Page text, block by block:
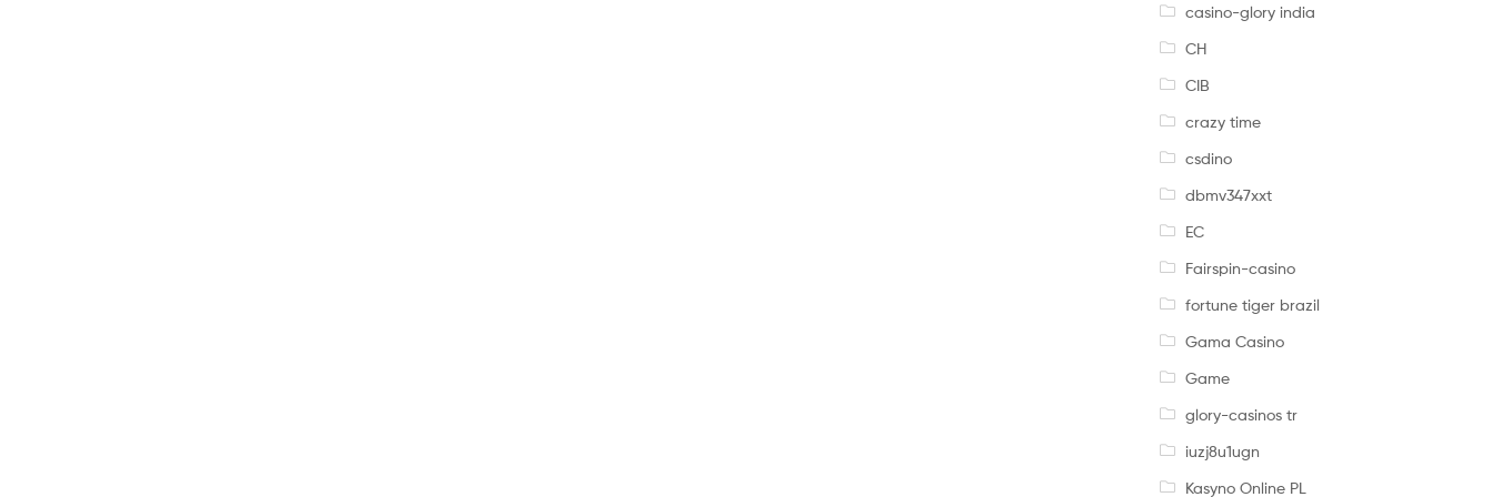
casino-glory india
CH
CIB
crazy time
csdino
dbmv347xxt
EC
Fairspin-casino
fortune tiger brazil
Gama Casino
Game
glory-casinos tr
iuzj8u1ugn
Kasyno Online PL